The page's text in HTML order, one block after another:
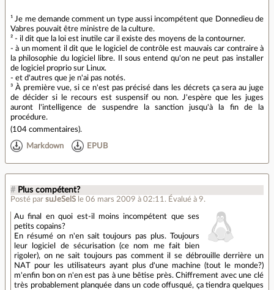
¹ Je me demande comment un type aussi incompétent que Donnedieu de
Vabres pouvait être ministre de la culture.
² - il dit que la loi est inutile car il existe des moyens de la contourner.
- à un moment il dit que le logiciel de contrôle est mauvais car contraire à
la philosophie du logiciel libre. Il sous entend qu'on ne peut pas installer
de logiciel proprio sur Linux.
- et d'autres que je n'ai pas notés.
³ À première vue, si ce n'est pas précisé dans les décrets ça sera au juge
de décider si le recours est suspensif ou non. J'espère que les juges
auront l'intelligence de suspendre la sanction jusqu'à la fin de la
procédure.
(104 commentaires).
Markdown EPUB
# Plus compétent?
Posté par suJeSelS le 06 mars 2009 à 02:11 . Évalué à 9.
Au final en quoi est-il moins incompétent que ses
petits copains?
En résumé on n'en sait toujours pas plus. Toujours
leur logiciel de sécurisation (ce nom me fait bien
rigoler), on ne sait toujours pas comment il se débrouille derrière un
NAT pour les utilisateurs ayant plus d'une machine (tout le monde?)
m'enfin bon on n'en est pas à une bêtise près. Chiffrement avec une clé
très probablement planquée dans un code offusqué, ça tiendra quelques